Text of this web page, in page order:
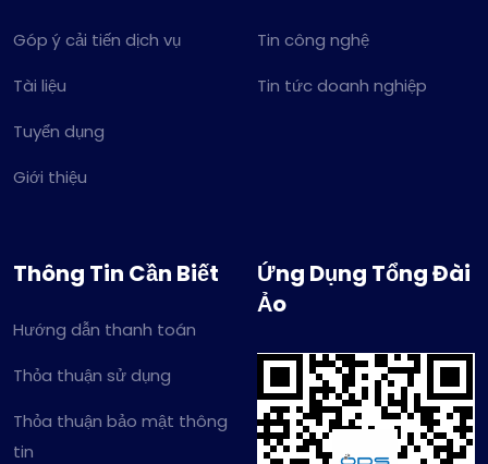
Góp ý cải tiến dịch vụ
Tài liệu
Tuyển dụng
Giới thiệu
Tin công nghệ
Tin tức doanh nghiệp
Thông Tin Cần Biết
Hướng dẫn thanh toán
Thỏa thuận sử dụng
Thỏa thuận bảo mật thông
tin
Ứng Dụng Tổng Đài
Ảo